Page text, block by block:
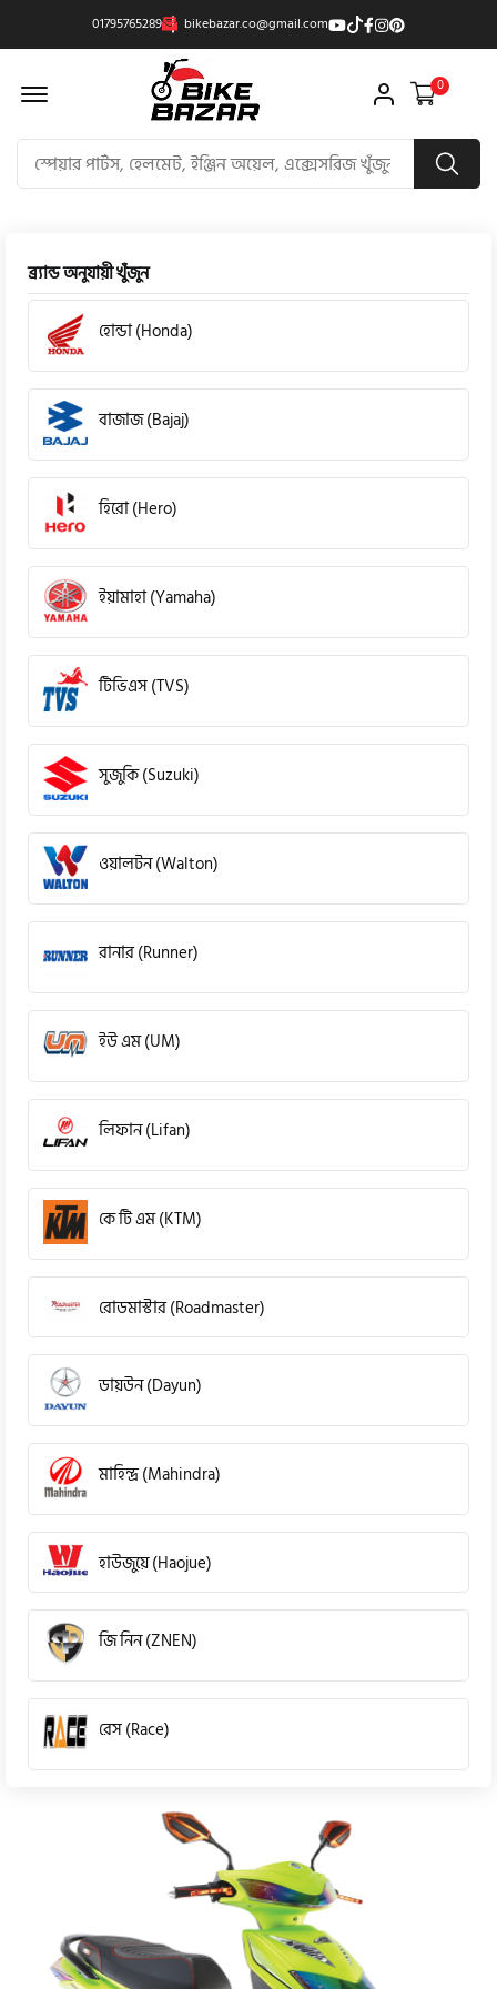
01795765289 bikebazar.co@gmail.com
Offcanvas Menu Open 0
ব্র্যান্ড অনুযায়ী খুঁজুন
হোন্ডা (Honda)
বাজাজ (Bajaj)
হিরো (Hero)
ইয়ামাহা (Yamaha)
টিভিএস (TVS)
সুজুকি (Suzuki)
ওয়ালটন (Walton)
রানার (Runner)
ইউ এম (UM)
লিফান (Lifan)
কে টি এম (KTM)
রোডমাস্টার (Roadmaster)
ডায়উন (Dayun)
মাহিন্দ্র (Mahindra)
হাউজুয়ে (Haojue)
জি নিন (ZNEN)
রেস (Race)
কিওয়ে (KeeWay)
পেগাসাস (Pagasus)